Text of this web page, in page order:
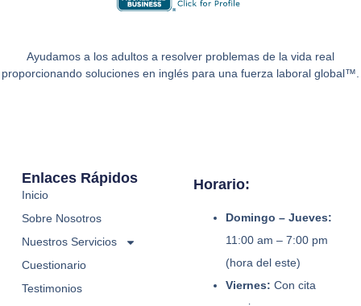
Ayudamos a los adultos a resolver problemas de la vida real
proporcionando soluciones en inglés para una fuerza laboral global™.
Enlaces Rápidos
Inicio
Sobre Nosotros
Nuestros Servicios
Cuestionario
Testimonios
Horario:
Domingo – Jueves:
11:00 am – 7:00 pm
(hora del este)
Viernes: Con cita